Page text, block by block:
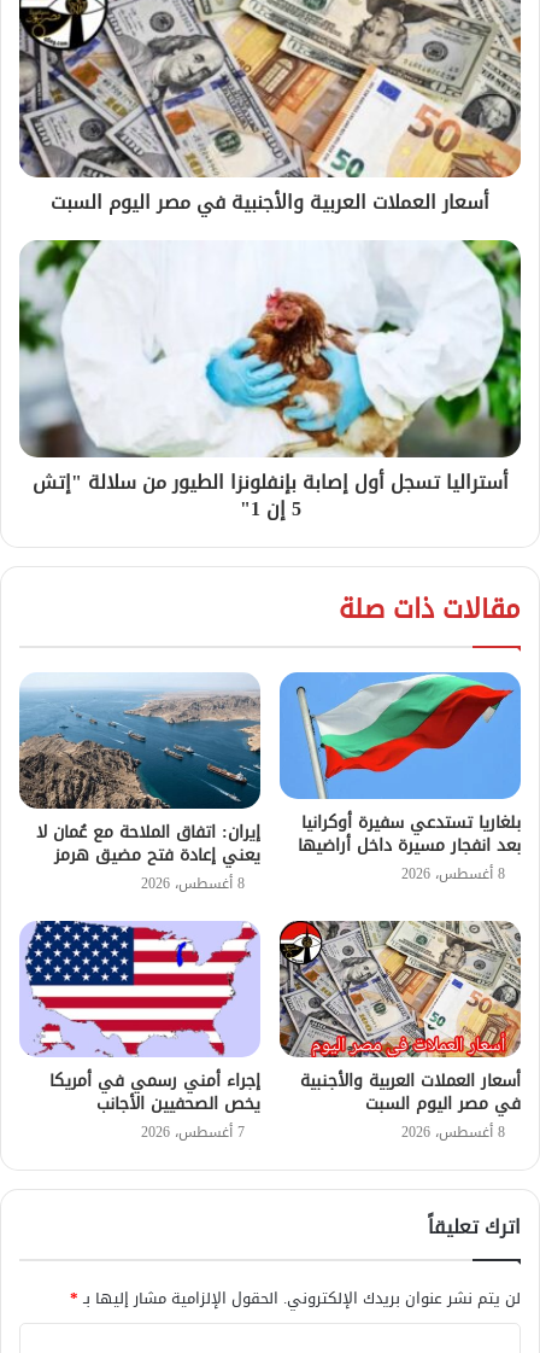
أسعار العملات العربية والأجنبية في مصر اليوم السبت
أستراليا تسجل أول إصابة بإنفلونزا الطيور من سلالة "إتش
5 إن 1"
مقالات ذات صلة
بلغاريا تستدعي سفيرة أوكرانيا
بعد انفجار مسيرة داخل أراضيها
8 أغسطس، 2026
إيران: اتفاق الملاحة مع عُمان لا
يعني إعادة فتح مضيق هرمز
8 أغسطس، 2026
أسعار العملات العربية والأجنبية
في مصر اليوم السبت
8 أغسطس، 2026
إجراء أمني رسمي في أمريكا
يخص الصحفيين الأجانب
7 أغسطس، 2026
اترك تعليقاً
لن يتم نشر عنوان بريدك الإلكتروني. الحقول الإلزامية مشار إليها بـ*